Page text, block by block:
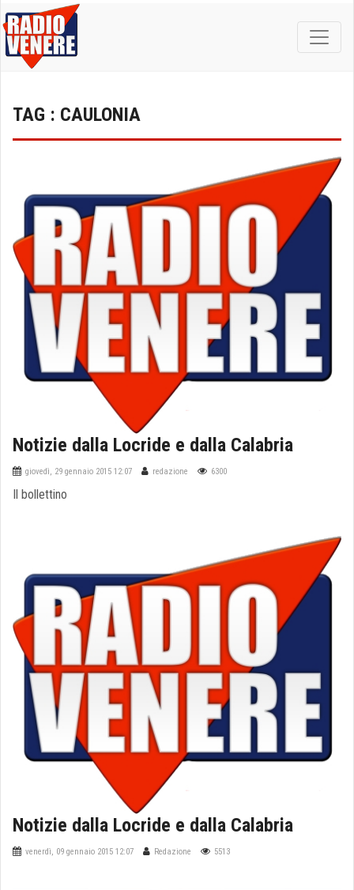
TAG : CAULONIA
Notizie dalla Locride e dalla Calabria
giovedì, 29 gennaio 2015 12:07 redazione 6300
Il bollettino
Notizie dalla Locride e dalla Calabria
venerdì, 09 gennaio 2015 12:07 Redazione 5513